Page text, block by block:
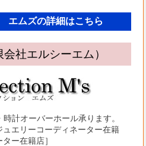
エムズの詳細はこちら
社エルシーエム）
計オーバーホール承ります。
ュエリーコーディネーター在籍
ー在籍店］